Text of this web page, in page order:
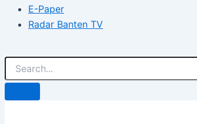
E-Paper
Radar Banten TV